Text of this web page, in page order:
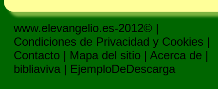
www.elevangelio.es-2012© |
Condiciones de Privacidad y Cookies |
Contacto | Mapa del sitio | Acerca de |
bibliaviva | EjemploDeDescarga